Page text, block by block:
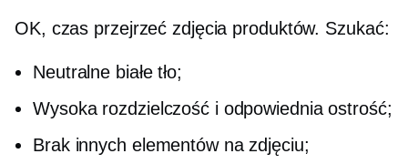
OK, czas przejrzeć zdjęcia produktów. Szukać:
Neutralne białe tło;
Wysoka rozdzielczość i odpowiednia ostrość;
Brak innych elementów na zdjęciu;